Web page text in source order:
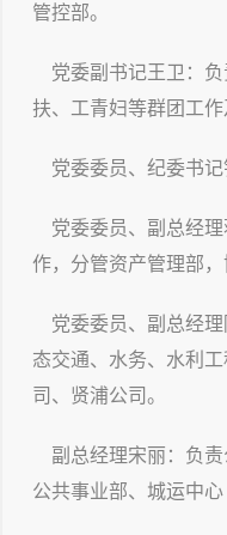
管控部。
党委副书记王卫：负
扶、工青妇等群团工
党委委员、纪委书记
党委委员、副总经理
作，分管资产管理部
党委委员、副总经理
态交通、水务、水利
司、贤浦公司。
副总经理宋丽：负责
公共事业部、城运中